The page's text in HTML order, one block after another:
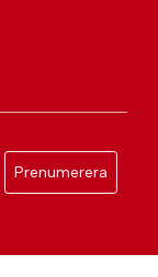
Prenumerera